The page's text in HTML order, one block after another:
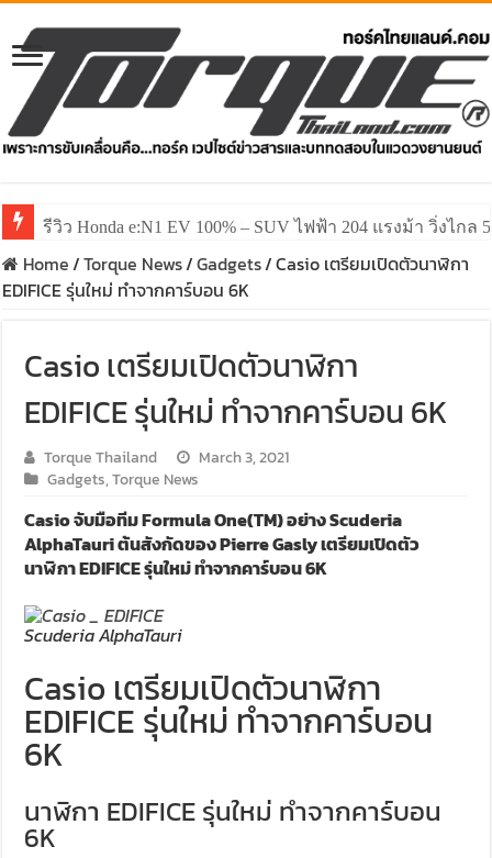
รีวิว ลองขับ All New GWM HAVAL H6 ปรับโฉมหน้าใหม่
Home/Torque News/Gadgets/Casio เตรียมเปิดตัวนาฬิกา
EDIFICE รุ่นใหม่ ทำจากคาร์บอน 6K
Casio เตรียมเปิดตัวนาฬิกา
EDIFICE รุ่นใหม่ ทำจากคาร์บอน 6K
Torque Thailand
March 3, 2021
Gadgets,Torque News
Casio จับมือทีม Formula One(TM) อย่าง Scuderia
AlphaTauri ต้นสังกัดของ Pierre Gasly เตรียมเปิดตัว
นาฬิกา EDIFICE รุ่นใหม่ ทำจากคาร์บอน 6K
Scuderia AlphaTauri
Casio เตรียมเปิดตัวนาฬิกา
EDIFICE รุ่นใหม่ ทำจากคาร์บอน
6K
นาฬิกา EDIFICE รุ่นใหม่ ทำจากคาร์บอน
6K